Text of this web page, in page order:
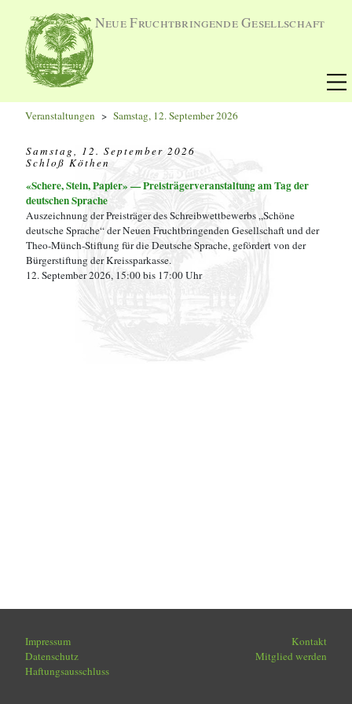
Neue Fruchtbringende Gesellschaft
Veranstaltungen Samstag, 12. September 2026
Samstag, 12. September 2026
Schloß Köthen
«Schere, Stein, Papier» — Preisträgerveranstaltung am Tag der
deutschen Sprache
Auszeichnung der Preisträger des Schreibwettbewerbs „Schöne
deutsche Sprache“ der Neuen Fruchtbringenden Gesellschaft und der
Theo-Münch-Stiftung für die Deutsche Sprache, gefördert von der
Bürgerstiftung der Kreissparkasse.
12. September 2026, 15:00 bis 17:00 Uhr
Impressum
Datenschutz
Haftungsausschluss
Kontakt
Mitglied werden